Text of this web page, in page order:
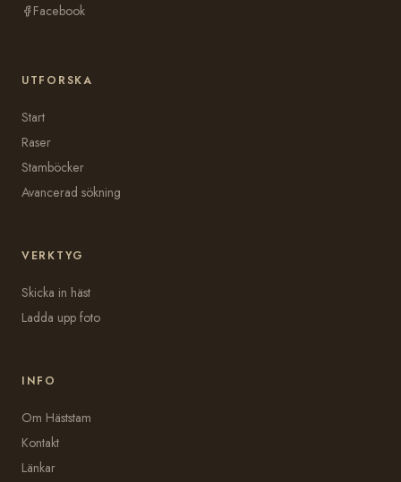
Facebook
UTFORSKA
Start
Raser
Stamböcker
Avancerad sökning
VERKTYG
Skicka in häst
Ladda upp foto
INFO
Om Häststam
Kontakt
Länkar